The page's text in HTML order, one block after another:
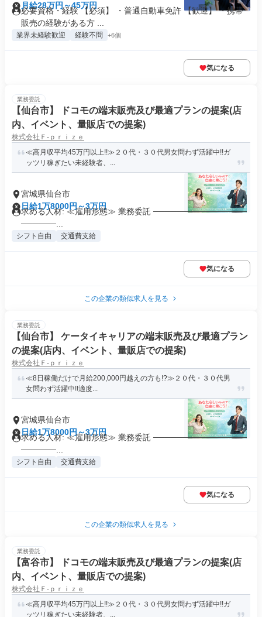
月給28万円～45万円
必要資格・経験 【必須】 ・普通自動車免許 【歓迎】 ・携帯
販売の経験がある方 ...
業界未経験歓迎 経験不問 +6個
気になる
業務委託
【仙台市】 ドコモの端末販売及び最適プランの提案(店
内、イベント、量販店での提案)
株式会社Ｆ‐ｐｒｉｚｅ
≪高月収平均45万円以上!!≫２０代・３０代男女問わず活躍中!!ガ
ッツリ稼ぎたい未経験者、...
宮城県仙台市
日給1万8000円～3万円
求める人材: ≪雇用形態≫ 業務委託 ────────────────
──────...
シフト自由 交通費支給
気になる
この企業の類似求人を見る
業務委託
【仙台市】 ケータイキャリアの端末販売及び最適プラン
の提案(店内、イベント、量販店での提案)
株式会社Ｆ‐ｐｒｉｚｅ
≪8日稼働だけで月給200,000円越えの方も!?≫２０代・３０代男
女問わず活躍中!!適度...
宮城県仙台市
日給1万8000円～3万円
求める人材: ≪雇用形態≫ 業務委託 ────────────────
──────...
シフト自由 交通費支給
気になる
この企業の類似求人を見る
業務委託
【富谷市】 ドコモの端末販売及び最適プランの提案(店
内、イベント、量販店での提案)
株式会社Ｆ‐ｐｒｉｚｅ
≪高月収平均45万円以上!!≫２０代・３０代男女問わず活躍中!!ガ
ッツリ稼ぎたい未経験者、...